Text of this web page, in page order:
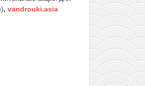
, vandrouki.asia